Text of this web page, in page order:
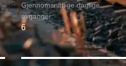
Gjennomsnittlige daglige
avganger:
6